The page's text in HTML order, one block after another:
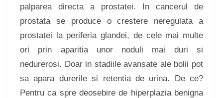
palparea directa a prostatei. In cancerul de
prostata se produce o crestere neregulata a
prostatei la periferia glandei, de cele mai multe
ori prin aparitia unor noduli mai duri si
nedurerosi. Doar in stadiile avansate ale bolii pot
sa apara durerile si retentia de urina. De ce?
Pentru ca spre deosebire de hiperplazia benigna